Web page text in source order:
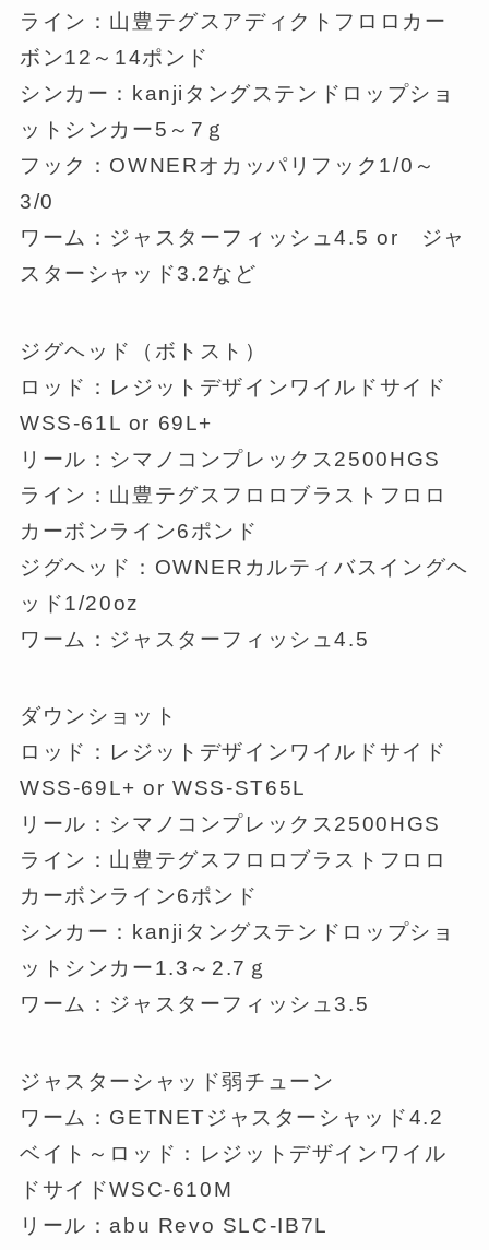
ライン：山豊テグスアディクトフロロカー
ボン12～14ポンド
シンカー：kanjiタングステンドロップショ
ットシンカー5～7ｇ
フック：OWNERオカッパリフック1/0～
3/0
ワーム：ジャスターフィッシュ4.5 or ジャ
スターシャッド3.2など
ジグヘッド（ボトスト）
ロッド：レジットデザインワイルドサイド
WSS-61L or 69L+
リール：シマノコンプレックス2500HGS
ライン：山豊テグスフロロブラストフロロ
カーボンライン6ポンド
ジグヘッド：OWNERカルティバスイングヘ
ッド1/20oz
ワーム：ジャスターフィッシュ4.5
ダウンショット
ロッド：レジットデザインワイルドサイド
WSS-69L+ or WSS-ST65L
リール：シマノコンプレックス2500HGS
ライン：山豊テグスフロロブラストフロロ
カーボンライン6ポンド
シンカー：kanjiタングステンドロップショ
ットシンカー1.3～2.7ｇ
ワーム：ジャスターフィッシュ3.5
ジャスターシャッド弱チューン
ワーム：GETNETジャスターシャッド4.2
ベイト～ロッド：レジットデザインワイル
ドサイドWSC-610M
リール：abu Revo SLC-IB7L